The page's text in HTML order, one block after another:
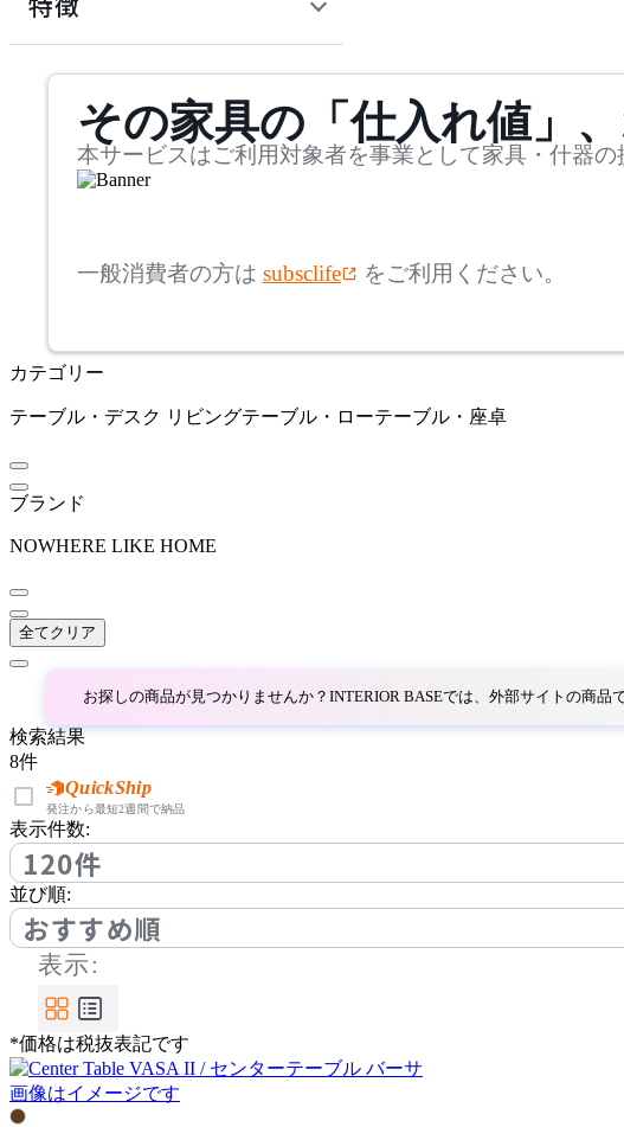
アコレクション
アリアケ
アルナイ
アズマヤ
ビーライン
bellacontte
ベラコンテ
BoConcept
ボーコンセプト
by interiors
バイインテリアズ
mm
検索
~
~
座面高
検索
~
その家具の「仕入れ値」、
本サービスはご利用対象者を事業として家具・什器
一般消費者の方は subsclife をご利用ください。
カテゴリー
テーブル・デスク リビングテーブル・ローテーブル・座卓
ブランド
NOWHERE LIKE HOME
全てクリア
お探しの商品が見つかりませんか？INTERIOR BASEでは、外部サイトの商品
検索結果
8件
QuickShip
発注から最短2週間で納品
表示件数:
120件
並び順:
おすすめ順
表示:
*価格は税抜表記です
画像はイメージです